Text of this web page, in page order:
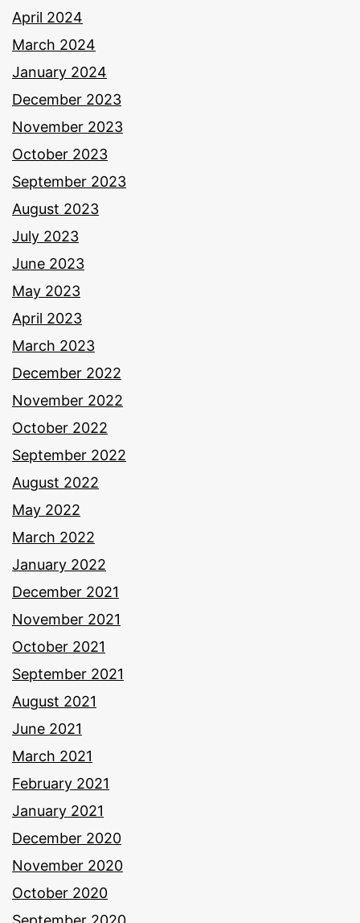
April 2024
March 2024
January 2024
December 2023
November 2023
October 2023
September 2023
August 2023
July 2023
June 2023
May 2023
April 2023
March 2023
December 2022
November 2022
October 2022
September 2022
August 2022
May 2022
March 2022
January 2022
December 2021
November 2021
October 2021
September 2021
August 2021
June 2021
March 2021
February 2021
January 2021
December 2020
November 2020
October 2020